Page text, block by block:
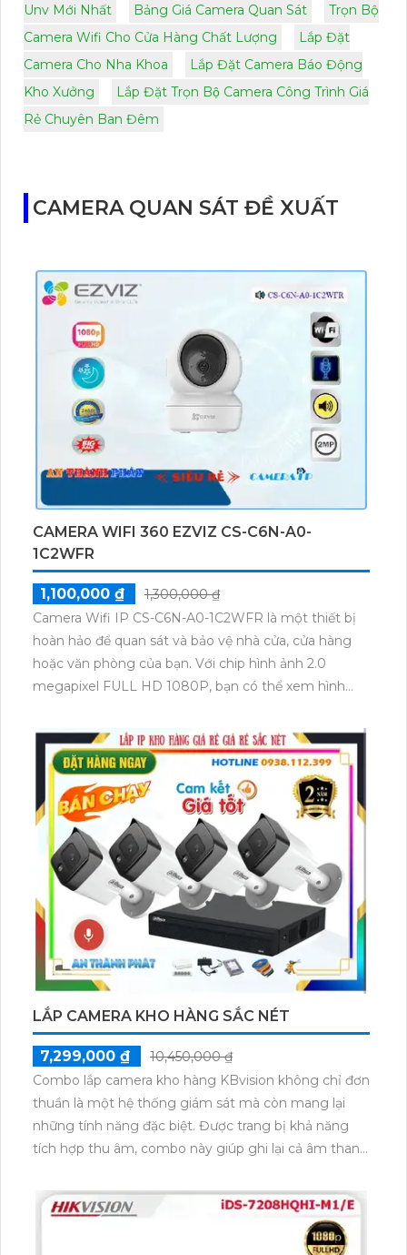
Unv Mới Nhất
Bảng Giá Camera Quan Sát
Trọn Bộ
Camera Wifi Cho Cửa Hàng Chất Lượng
Lắp Đặt
Camera Cho Nha Khoa
Lắp Đặt Camera Báo Động
Kho Xưởng
Lắp Đặt Trọn Bộ Camera Công Trình Giá
Rẻ Chuyên Ban Đêm
CAMERA QUAN SÁT ĐỀ XUẤT
CAMERA WIFI 360 EZVIZ CS-C6N-A0-
1C2WFR
1,100,000 ₫
1,300,000 ₫
Camera Wifi IP CS-C6N-A0-1C2WFR là một thiết bị
hoàn hảo để quan sát và bảo vệ nhà cửa, cửa hàng
hoặc văn phòng của bạn. Với chip hình ảnh 2.0
megapixel FULL HD 1080P, bạn có thể xem hình
tính. Đặc biệt, Camera Wifi IP CS-C6N-A0-1C2WFR
được trang bị công nghệ hồng ngoại EXIR, cho phép
quan sát trong điều kiện ánh sáng yếu với khoảng
cách 10m. Với khả năng xoay 360 độ, bạn có thể lắp
camera ở các vị trí không gian rộng để quan sát toàn
cảnh một cách dễ dàng. Việc kết nối qua công nghệ
IP Wifi cũng rất thuận tiện và dễ dàng. Bên cạnh đó,
camera cũng tích hợp khả năng thu âm và loa, cho
phép bạn giao tiếp hai chiều với những người ở trong
phạm vi quan sát của camera. Camera Wifi IP CS-
C6N-A0-1C2WFR là sự lựa chọn hoàn hảo để tăng
cường an ninh cho căn nhà hoặc doanh nghiệp của
bạn.
LẮP CAMERA KHO HÀNG SẮC NÉT
7,299,000 ₫
10,450,000 ₫
Combo lắp camera kho hàng KBvision không chỉ đơn
thuần là một hệ thống giám sát mà còn mang lại
những tính năng đặc biệt. Được trang bị khả năng
tích hợp thu âm, combo này giúp ghi lại cả âm thanh
tiến, hình ảnh từ camera sẽ sáng đẹp, cho phép theo
dõi mọi diễn biến một cách chi tiết. Đặc biệt, việc cài
đặt và sử dụng trên thiết bị điện thoại dễ dàng, giúp